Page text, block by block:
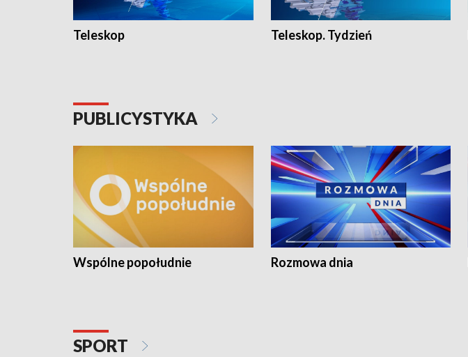
Teleskop Teleskop. Tydzień
PUBLICYSTYKA
Wspólne popołudnie Rozmowa dnia
SPORT